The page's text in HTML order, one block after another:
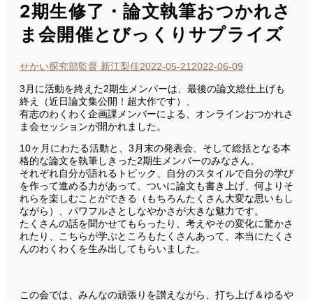
2期生修了・論文執筆おつかれさ
ま会開催とびっくりサプライズ
せかい探究部監督 新江梨佳2022-05-21 2022-06-09
3月に活動を終えた2期生メンバーは、最後の論文総仕上げも
終え（近日論文集公開！超大作です）、
有志のわくわく企画課メンバーによる、オンラインおつかれさ
ま会セッションが開かれました。
10ヶ月にわたる活動と、3月末の発表会、そして総括となる本
格的な論文を執筆しきった2期生メンバーのみなさん。
それぞれ自分が語れるトピック、自分のスタイルで自分の学び
を作って進める力があって、ついに論文も書き上げ、何よりそ
れらを楽しむことができる（もちろんたくさん大変な思いもし
ながら）、パワフルさとしなやかさが大きな魅力です。
たくさんの話を聞かせてもらったり、考えやその変化に驚かさ
れたり、こちらが学ぶところもたくさんあって、本当にたくさ
んのわくわくを生み出してもらいました。
この会では、みんなの頑張りを讃えながら、打ち上げ＆ゆるや